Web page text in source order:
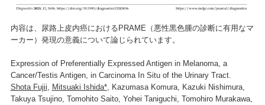
内容は、尿路上皮内癌におけるPRAME（悪性黒色腫の診断に有用なマ
ーカー）発現の意義について論じられています。
Expression of Preferentially Expressed Antigen in Melanoma, a
Cancer/Testis Antigen, in Carcinoma In Situ of the Urinary Tract.
Shota Fujii
Mitsuaki Ishida*, Kazumasa Komura, Kazuki Nishimura,
Takuya Tsujino, Tomohito Saito, Yohei Taniguchi, Tomohiro Murakawa,